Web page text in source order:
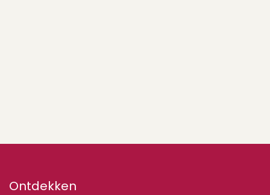
Ontdekken